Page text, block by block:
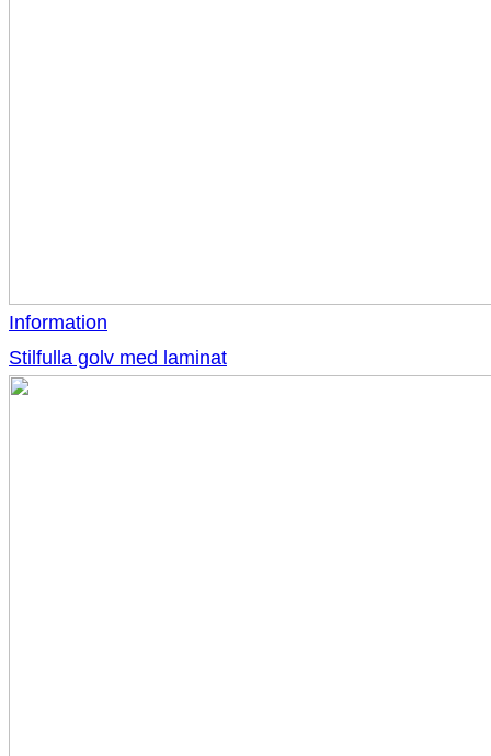
Information
Stilfulla golv med laminat